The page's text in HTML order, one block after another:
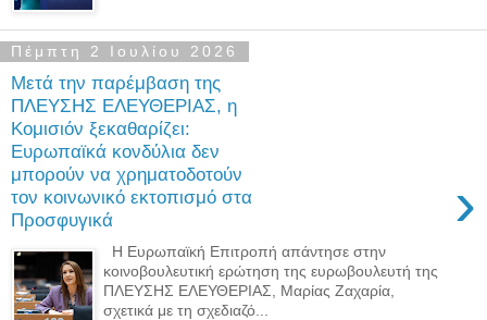
Πέμπτη 2 Ιουλίου 2026
Μετά την παρέμβαση της
ΠΛΕΥΣΗΣ ΕΛΕΥΘΕΡΙΑΣ, η
Κομισιόν ξεκαθαρίζει:
Ευρωπαϊκά κονδύλια δεν
μπορούν να χρηματοδοτούν
τον κοινωνικό εκτοπισμό στα
Προσφυγικά
›
Η Ευρωπαϊκή Επιτροπή απάντησε στην
κοινοβουλευτική ερώτηση της ευρωβουλευτή της
ΠΛΕΥΣΗΣ ΕΛΕΥΘΕΡΙΑΣ, Μαρίας Ζαχαρία,
σχετικά με τη σχεδιαζό...